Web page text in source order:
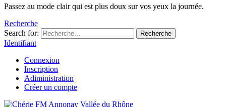
Passez au mode clair qui est plus doux sur vos yeux la journée.
Recherche
Search for:
Recherche
Identifiant
Connexion
Inscription
Adiministration
Créer un compte